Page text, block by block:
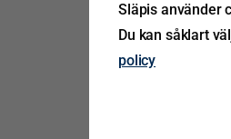
Släpis använder
Du kan såklart
policy